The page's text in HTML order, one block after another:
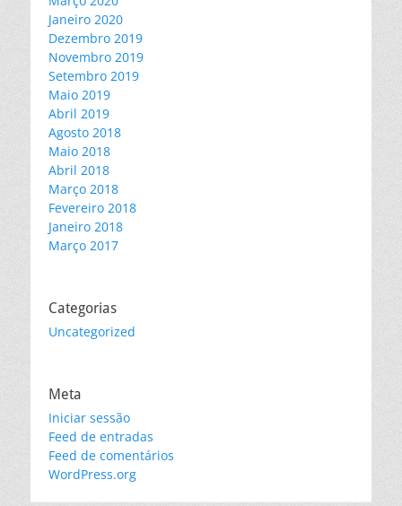
Janeiro 2020
Dezembro 2019
Novembro 2019
Setembro 2019
Maio 2019
Abril 2019
Agosto 2018
Maio 2018
Abril 2018
Março 2018
Fevereiro 2018
Janeiro 2018
Março 2017
Categorias
Uncategorized
Meta
Iniciar sessão
Feed de entradas
Feed de comentários
WordPress.org